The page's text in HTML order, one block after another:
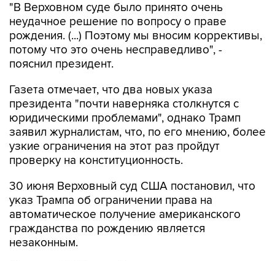
"В Верховном суде было принято очень
неудачное решение по вопросу о праве
рождения. (...) Поэтому мы вносим коррективы,
потому что это очень несправедливо", -
пояснил президент.
Газета отмечает, что два новых указа
президента "почти наверняка столкнутся с
юридическими проблемами", однако Трамп
заявил журналистам, что, по его мнению, более
узкие ограничения на этот раз пройдут
проверку на конституционность.
30 июня Верховный суд США постановил, что
указ Трампа об ограничении права на
автоматическое получение американского
гражданства по рождению является
незаконным.